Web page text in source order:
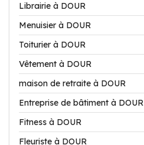
Librairie à DOUR
Menuisier à DOUR
Toiturier à DOUR
Vêtement à DOUR
maison de retraite à DOUR
Entreprise de bâtiment à DOUR
Fitness à DOUR
Fleuriste à DOUR